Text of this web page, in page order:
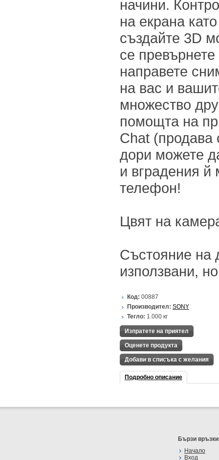
начини.
на екрана
създайте 3D
се превърнете
направете
на вас и
множество
помощта на
Chat (продава
дори можете
и вградения й
телефон!
Цвят на
Състояние на
използвани,
Код: 00887
Производител: SONY
Тегло: 1.000 кг
Изпратете на приятел
Оценете продукта
Добави в списъка с желания
Подробно описание
Бързи връзки
Начало
Вход